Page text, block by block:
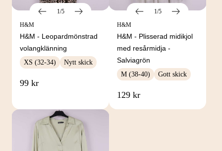
1/5
H&M
H&M - Leopardmönstrad
volangklänning
XS (32-34) Nytt skick
99 kr
1/5
H&M
H&M - Plisserad midikjol
med resårmidja -
Salviagrön
M (38-40) Gott skick
129 kr